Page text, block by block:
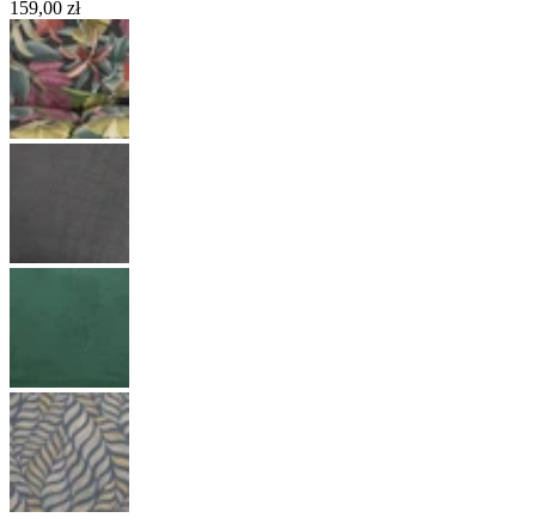
159,00 zł